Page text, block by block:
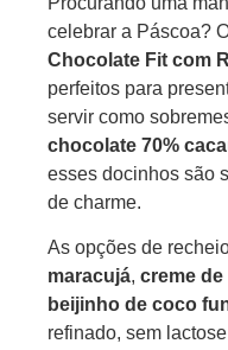
celebrar a Páscoa?
Chocolate Fit com
perfeitos para
servir como
chocolate 70%
esses docinhos são
de charme.
As opções de
maracujá, creme
beijinho de coco
refinado, sem